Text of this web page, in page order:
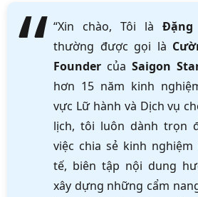
“Xin chào, Tôi là
thường được gọi là
Founder của Saigon
hơn 15 năm kinh
vực Lữ hành và Dịch vụ
lịch, tôi luôn dành trọn
việc chia sẻ kinh
tế, biên tập nội dung
xây dựng những cẩm